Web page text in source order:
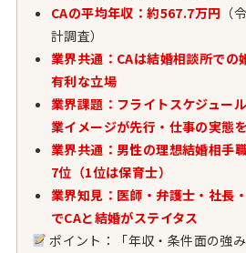
CAの平均年収：約567.7万円 （
計調査）
業界共通：CAは結婚相談所での
有利な立場
業界課題：フライトスケジュー
業イメージが先行・仕事の実態
業界共通：男性の理想結婚相手
7位（1位は保育士）
業界知見：医師・弁護士・社長
でCAと結婚がステイタス
ポイント：「年収・条件面の強